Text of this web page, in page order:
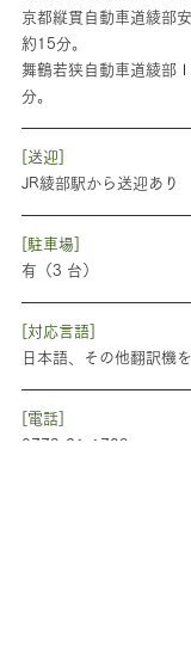
京都縦貫自動車道綾部
約15分。
舞鶴若狭自動車道綾部
分。
[送迎]
JR綾部駅から送迎あり
[駐車場]
有（3 台）
[対応言語]
日本語、その他翻訳機
[電話]
0773-21-1709